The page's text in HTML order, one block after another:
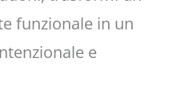
funzionale in un
e